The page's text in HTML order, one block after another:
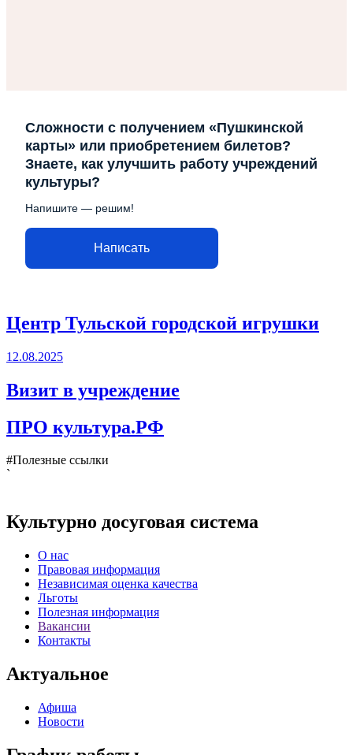
Сложности с получением «Пушкинской
карты» или приобретением билетов?
Знаете, как улучшить работу учреждений
культуры?
Напишите — решим!
Написать
Центр Тульской городской игрушки
12.08.2025
Визит в учреждение
ПРО культура.РФ
#Полезные ссылки
`
Культурно досуговая система
О нас
Правовая информация
Независимая оценка качества
Льготы
Полезная информация
Вакансии
Контакты
Актуальное
Афиша
Новости